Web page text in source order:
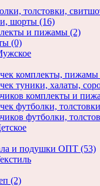
толстовки,
шорты (16)
и пижамы (2)
(0)
комплекты, пижамы
туники, халаты,
комплекты и
футболки,
футболки,
и подушки ОПТ (53)
(2)
Коллекция (NC)